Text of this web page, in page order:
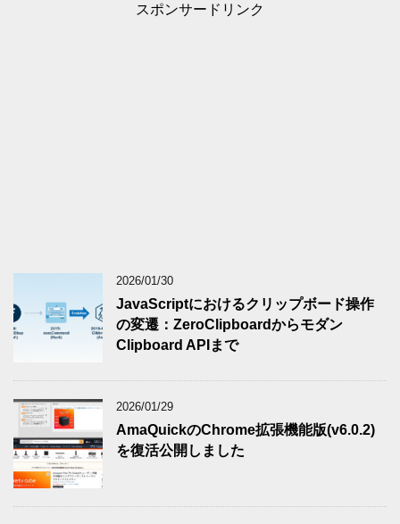
スポンサードリンク
2026/01/30
JavaScriptにおけるクリップボード操作
の変遷：ZeroClipboardからモダン
Clipboard APIまで
2026/01/29
AmaQuickのChrome拡張機能版(v6.0.2)
を復活公開しました